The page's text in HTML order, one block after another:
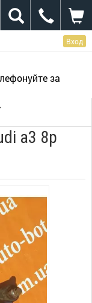
Вход
за
a3 8p